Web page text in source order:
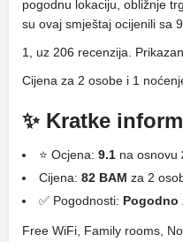
pogodnu lokaciju, obližnje
su ovaj smještaj ocijenili sa 9.
1, uz 206 recenzija.
Cijena za 2 osobe i 1
✨ Kratke
⭐ Ocjena: 9.1 na osnovu
Cijena: 82 BAM za 2
✅ Pogodnosti: Pogodno
Free WiFi, Family rooms,